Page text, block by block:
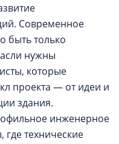
Современное
быть только
нужны
которые
проекта — от идеи и
здания.
инженерное
технические